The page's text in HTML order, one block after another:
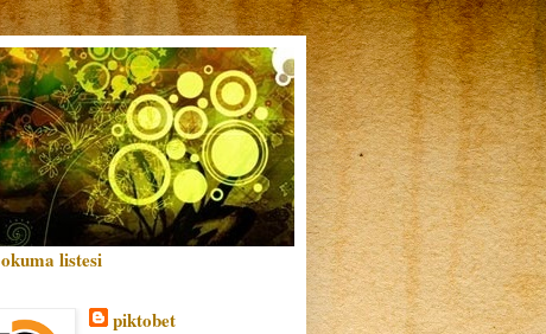
okuma listesi
piktobet